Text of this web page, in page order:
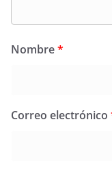
Nombre*
Correo electrónico